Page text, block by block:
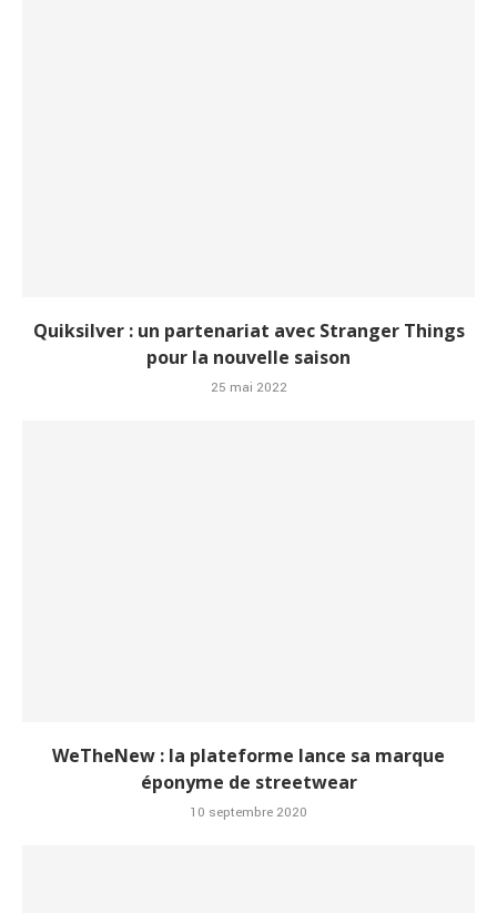
Quiksilver : un partenariat avec Stranger Things
pour la nouvelle saison
25 mai 2022
WeTheNew : la plateforme lance sa marque
éponyme de streetwear
10 septembre 2020